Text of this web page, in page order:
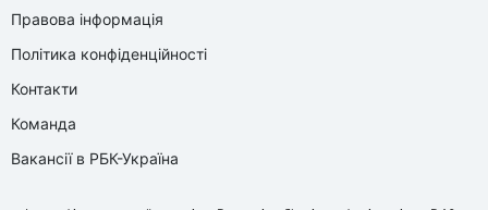
Правова інформація
Політика конфіденційності
Контакти
Команда
Вакансії в РБК-Україна